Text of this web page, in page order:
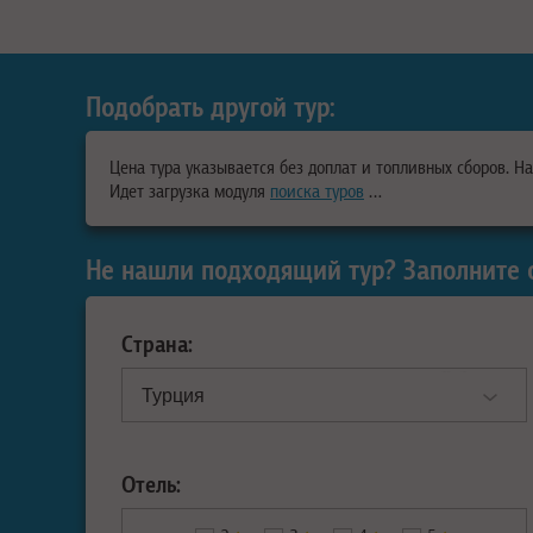
Подобрать другой тур:
Цена тура указывается без доплат и топливных сборов.
Идет загрузка модуля поиска туров …
Не нашли подходящий тур?
Страна:
Отель: